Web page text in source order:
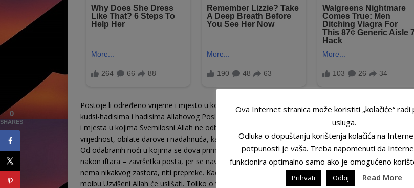
Postoje li određeno vrijeme i mjesto u kojima Uvišeni Allah ne odbija dovu onoga koji Ga moli?” U
kudsi-hadisima i hadisima Allahovog Poslanika, sallalla­hu ‘alejhi ve sellem, navode se određena
i mjesta u kojima Svemilosni Allah ne odbija dove. Sto se tiče vremena, zadnja trećina noći ima
vrijednost, obilate darove i nadahnuća, kao i period pred samu zoru, nakon obavljenog noćnog
Od odabranih noći u kojima se dova prima, najznamenitije je Lejletul- kadr. Dova postača je
nakon iftara – zavr­šetka posta, jer se navodi da u tom času između dove postača i Uzvišenog Allaha
nema nikakvog zastora, niti prepreke. Kad rob zamoli i zatraži neko dobro između ezana i ikameta – i
molbu Uzvišeni Allah će uslišati. Toliko o vremenima uslišane dove. U pogledu mjesta u kojima se
Ova Internet stranica može koristiti „kolačiće“ radi
usluga.
Odluka o dopuštanju korištenja kolačića na
potpunosti je vaša. Treba napomenuti da
funkcionira optimalno samo ako je omogućeno
Prihvati Odbij Read More
0
SHARES